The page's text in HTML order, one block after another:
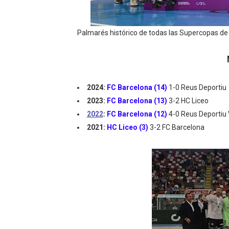
Athletes Unlimited Softball
Mundial de piragüismo
Tour de Francia
Mundial de Fórmula 1
Campeonato de Europa
Palmarés histórico de todas las Supercopas
2024: FC Barcelona (14) 1-0 Reus Deportiu
2023: FC Barcelona (13) 3-2 HC Liceo
2022: FC Barcelona (12) 4-0 Reus Deportiu
2021: HC Liceo (3) 3-2 FC Barcelona